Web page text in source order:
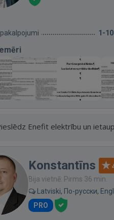
1-
Enefit elektrību un
Konstantīns
Bija vietnē: Pirms 36 min.
Latviski, По-русски,
PRO